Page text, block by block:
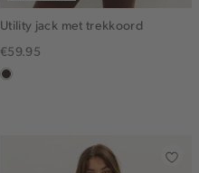
Utility jack met trekkoord
€59.95
choco